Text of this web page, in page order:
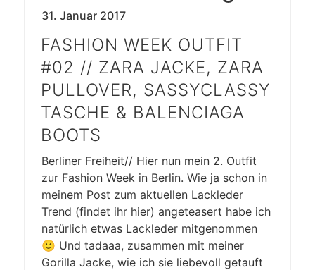
31. Januar 2017
FASHION WEEK OUTFIT
#02 // ZARA JACKE, ZARA
PULLOVER, SASSYCLASSY
TASCHE & BALENCIAGA
BOOTS
Berliner Freiheit// Hier nun mein 2. Outfit
zur Fashion Week in Berlin. Wie ja schon in
meinem Post zum aktuellen Lackleder
Trend (findet ihr hier) angeteasert habe ich
natürlich etwas Lackleder mitgenommen
🙂 Und tadaaa, zusammen mit meiner
Gorilla Jacke, wie ich sie liebevoll getauft